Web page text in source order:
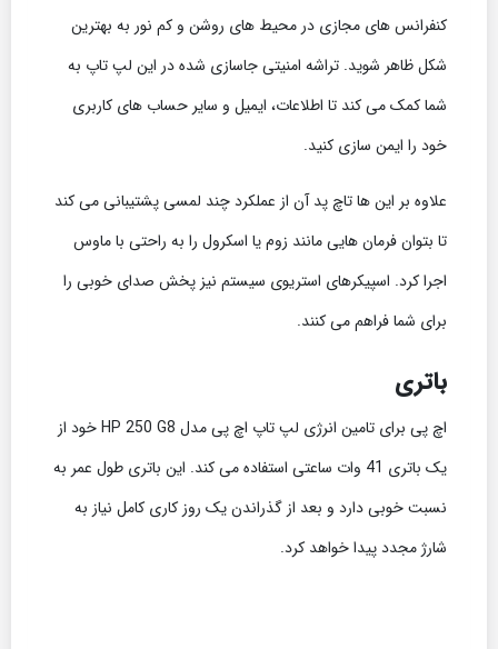
کنفرانس های مجازی در محیط های روشن و کم نور به بهترین
شکل ظاهر شوید. تراشه امنیتی جاسازی شده در این لپ تاپ به
شما کمک می کند تا اطلاعات، ایمیل و سایر حساب های کاربری
خود را ایمن سازی کنید.
علاوه بر این ها تاچ پد آن از عملکرد چند لمسی پشتیبانی می کند
تا بتوان فرمان هایی مانند زوم یا اسکرول را به راحتی با ماوس
اجرا کرد. اسپیکرهای استریوی سیستم نیز پخش صدای خوبی را
برای شما فراهم می کنند.
باتری
اچ پی برای تامین انرژی لپ تاپ اچ پی مدل HP 250 G8 خود از
یک باتری 41 وات ساعتی استفاده می کند. این باتری طول عمر به
نسبت خوبی دارد و بعد از گذراندن یک روز کاری کامل نیاز به
شارژ مجدد پیدا خواهد کرد.